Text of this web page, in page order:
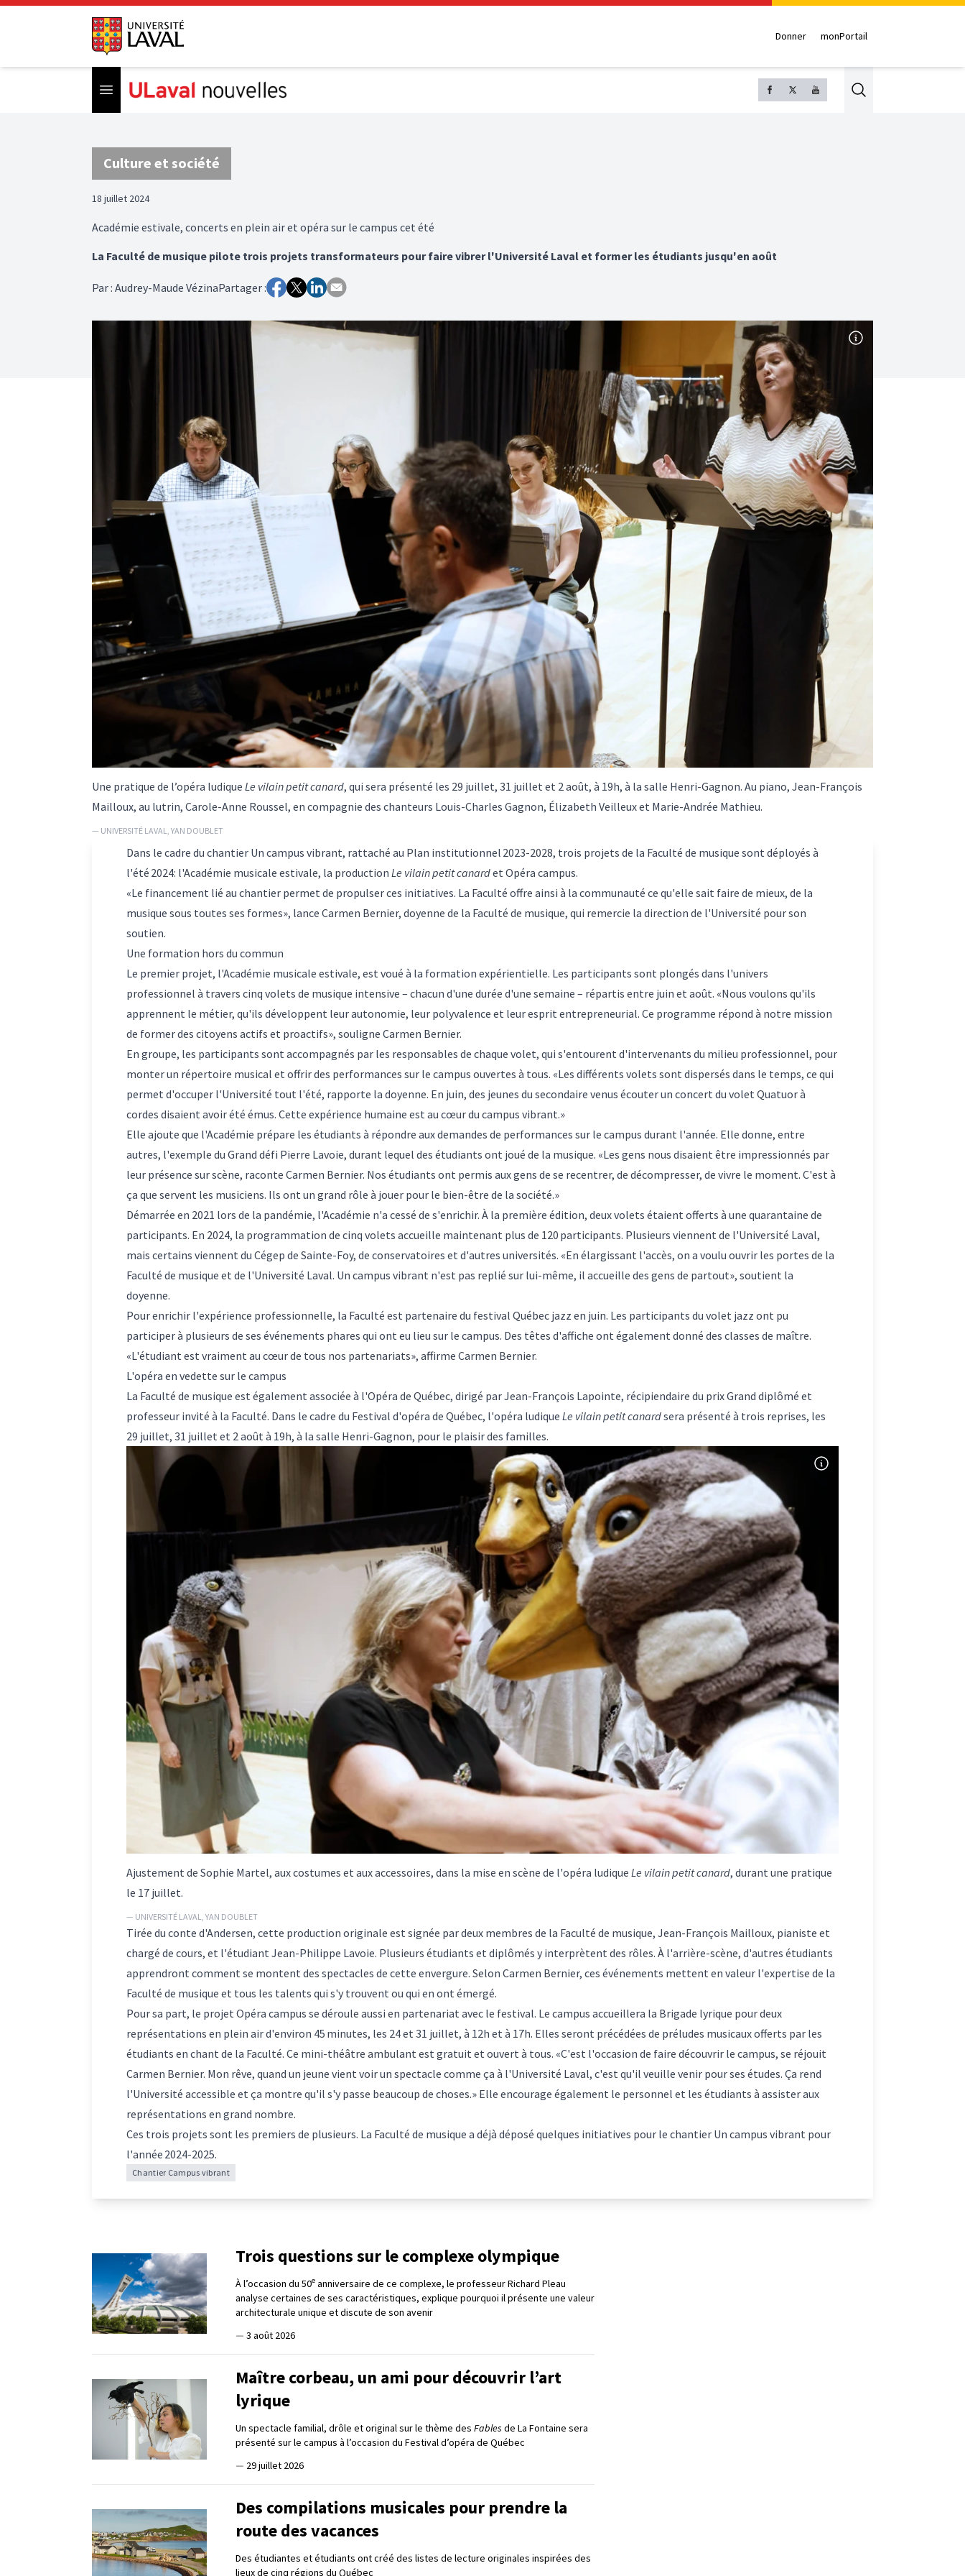
Donner monPortail
Open menu Search
Culture et société
18 juillet 2024
Académie estivale, concerts en plein air et opéra sur le campus cet été
La Faculté de musique pilote trois projets transformateurs pour faire vibrer l'Université Laval et former les étudiants jusqu'en août
Par: Audrey-Maude VézinaPartager :
Une pratique de l’opéra ludique Le vilain petit canard, qui sera présenté les 29 juillet, 31 juillet et 2 août, à 19h, à la salle Henri-Gagnon. Au piano, Jean-François
Mailloux, au lutrin, Carole-Anne Roussel, en compagnie des chanteurs Louis-Charles Gagnon, Élizabeth Veilleux et Marie-Andrée Mathieu.
— UNIVERSITÉ LAVAL, YAN DOUBLET
Dans le cadre du chantier Un campus vibrant, rattaché au Plan institutionnel 2023-2028, trois projets de la Faculté de musique sont déployés à
l'été 2024: l'Académie musicale estivale, la production Le vilain petit canardet Opéra campus.
«Le financement lié au chantier permet de propulser ces initiatives. La Faculté offre ainsi à la communauté ce qu'elle sait faire de mieux, de la
musique sous toutes ses formes», lance Carmen Bernier, doyenne de la Faculté de musique, qui remercie la direction de l'Université pour son
soutien.
Une formation hors du commun
Le premier projet, l'Académie musicale estivale, est voué à la formation expérientielle. Les participants sont plongés dans l'univers
professionnel à travers cinq volets de musique intensive – chacun d'une durée d'une semaine – répartis entre juin et août. «Nous voulons qu'ils
apprennent le métier, qu'ils développent leur autonomie, leur polyvalence et leur esprit entrepreneurial. Ce programme répond à notre mission
de former des citoyens actifs et proactifs», souligne Carmen Bernier.
En groupe, les participants sont accompagnés par les responsables de chaque volet, qui s'entourent d'intervenants du milieu professionnel, pour
monter un répertoire musical et offrir des performances sur le campus ouvertes à tous. «Les différents volets sont dispersés dans le temps, ce qui
permet d'occuper l'Université tout l'été, rapporte la doyenne. En juin, des jeunes du secondaire venus écouter un concert du volet Quatuor à
cordes disaient avoir été émus. Cette expérience humaine est au cœur du campus vibrant.»
Elle ajoute que l'Académie prépare les étudiants à répondre aux demandes de performances sur le campus durant l'année. Elle donne, entre
autres, l'exemple du Grand défi Pierre Lavoie, durant lequel des étudiants ont joué de la musique. «Les gens nous disaient être impressionnés par
leur présence sur scène, raconte Carmen Bernier. Nos étudiants ont permis aux gens de se recentrer, de décompresser, de vivre le moment. C'est à
ça que servent les musiciens. Ils ont un grand rôle à jouer pour le bien-être de la société.»
Démarrée en 2021 lors de la pandémie, l'Académie n'a cessé de s'enrichir. À la première édition, deux volets étaient offerts à une quarantaine de
participants. En 2024, la programmation de cinq volets accueille maintenant plus de 120 participants. Plusieurs viennent de l'Université Laval,
mais certains viennent du Cégep de Sainte-Foy, de conservatoires et d'autres universités. «En élargissant l'accès, on a voulu ouvrir les portes de la
Faculté de musique et de l'Université Laval. Un campus vibrant n'est pas replié sur lui-même, il accueille des gens de partout», soutient la
doyenne.
Pour enrichir l'expérience professionnelle, la Faculté est partenaire du festival Québec jazz en juin. Les participants du volet jazz ont pu
participer à plusieurs de ses événements phares qui ont eu lieu sur le campus. Des têtes d'affiche ont également donné des classes de maître.
«L'étudiant est vraiment au cœur de tous nos partenariats», affirme Carmen Bernier.
L'opéra en vedette sur le campus
La Faculté de musique est également associée à l'Opéra de Québec, dirigé par Jean-François Lapointe, récipiendaire du prix Grand diplômé et
professeur invité à la Faculté. Dans le cadre du Festival d'opéra de Québec, l'opéra ludique Le vilain petit canardsera présenté à trois reprises, les
29 juillet, 31 juillet et 2 août à 19h, à la salle Henri-Gagnon, pour le plaisir des familles.
Ajustement de Sophie Martel, aux costumes et aux accessoires, dans la mise en scène de l'opéra ludique Le vilain petit canard, durant une pratique
le 17 juillet.
— UNIVERSITÉ LAVAL, YAN DOUBLET
Tirée du conte d'Andersen, cette production originale est signée par deux membres de la Faculté de musique, Jean-François Mailloux, pianiste et
chargé de cours, et l'étudiant Jean-Philippe Lavoie. Plusieurs étudiants et diplômés y interprètent des rôles. À l'arrière-scène, d'autres étudiants
apprendront comment se montent des spectacles de cette envergure. Selon Carmen Bernier, ces événements mettent en valeur l'expertise de la
Faculté de musique et tous les talents qui s'y trouvent ou qui en ont émergé.
Pour sa part, le projet Opéra campus se déroule aussi en partenariat avec le festival. Le campus accueillera la Brigade lyrique pour deux
représentations en plein air d'environ 45 minutes, les 24 et 31 juillet, à 12h et à 17h. Elles seront précédées de préludes musicaux offerts par les
étudiants en chant de la Faculté. Ce mini-théâtre ambulant est gratuit et ouvert à tous. «C'est l'occasion de faire découvrir le campus, se réjouit
Carmen Bernier. Mon rêve, quand un jeune vient voir un spectacle comme ça à l'Université Laval, c'est qu'il veuille venir pour ses études. Ça rend
l'Université accessible et ça montre qu'il s'y passe beaucoup de choses.» Elle encourage également le personnel et les étudiants à assister aux
représentations en grand nombre.
Ces trois projets sont les premiers de plusieurs. La Faculté de musique a déjà déposé quelques initiatives pour le chantier Un campus vibrant pour
l'année 2024-2025.
Chantier Campus vibrant
Trois questions sur le complexe olympique
À l’occasion du 50e anniversaire de ce complexe, le professeur Richard Pleau
analyse certaines de ses caractéristiques, explique pourquoi il présente une valeur
architecturale unique et discute de son avenir
— 3 août 2026
Maître corbeau, un ami pour découvrir l’art
lyrique
Un spectacle familial, drôle et original sur le thème des Fables de La Fontaine sera
présenté sur le campus à l’occasion du Festival d’opéra de Québec
— 29 juillet 2026
Des compilations musicales pour prendre la
route des vacances
Des étudiantes et étudiants ont créé des listes de lecture originales inspirées des
lieux de cinq régions du Québec